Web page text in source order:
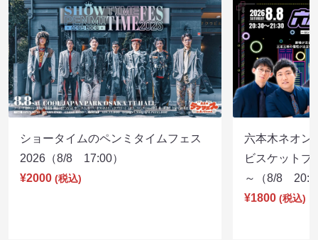
ショータイムのペンミタイムフェス
2026（8/8 17:00）
¥2000 (税込)
六本木ネオン
ビスケットブ
～（8/8
¥1800 (税込)